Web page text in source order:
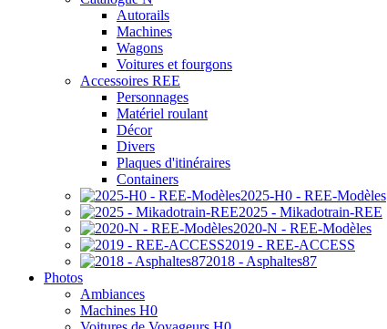
Autorails
Machines
Wagons
Voitures et fourgons
Accessoires REE
Personnages
Matériel roulant
Décor
Divers
Plaques d'itinéraires
Containers
2025-H0 - REE-Modèles
2025 - Mikadotrain-REE
2020-N - REE-Modèles
2019 - REE-ACCESS
2018 - Asphaltes87
Photos
Ambiances
Machines H0